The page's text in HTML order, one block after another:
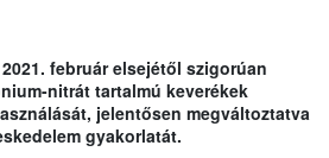
február elsejétől szigorúan
nitrát tartalmú keverékek
jelentősen megváltoztatva
gyakorlatát.